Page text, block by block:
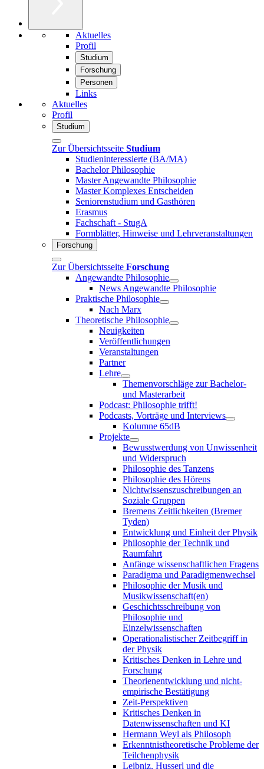
Aktuelles
Profil
Studium
Forschung
Personen
Links
Aktuelles
Profil
Studium
Zur Übersichtsseite Studium
Studieninteressierte (BA/MA)
Bachelor Philosophie
Master Angewandte Philosophie
Master Komplexes Entscheiden
Seniorenstudium und Gasthören
Erasmus
Fachschaft - StugA
Formblätter, Hinweise und Lehrveranstaltungen
Forschung
Zur Übersichtsseite Forschung
Angewandte Philosophie
News Angewandte Philosophie
Praktische Philosophie
Nach Marx
Theoretische Philosophie
Neuigkeiten
Veröffentlichungen
Veranstaltungen
Partner
Lehre
Themenvorschläge zur Bachelor-
und Masterarbeit
Podcast: Philosophie trifft!
Podcasts, Vorträge und Interviews
Kolumne 65dB
Projekte
Bewusstwerdung von Unwissenheit
und Widerspruch
Philosophie des Tanzens
Philosophie des Hörens
Nichtwissenszuschreibungen an
Soziale Gruppen
Bremens Zeitlichkeiten (Bremer
Tyden)
Entwicklung und Einheit der Physik
Philosophie der Technik und
Raumfahrt
Anfänge wissenschaftlichen Fragens
Paradigma und Paradigmenwechsel
Philosophie der Musik und
Musikwissenschaft(en)
Geschichtsschreibung von
Philosophie und
Einzelwissenschaften
Operationalistischer Zeitbegriff in
der Physik
Kritisches Denken in Lehre und
Forschung
Theorienentwicklung und nicht-
empirische Bestätigung
Zeit-Perspektiven
Kritisches Denken in
Datenwissenschaften und KI
Hermann Weyl als Philosoph
Erkenntnistheoretische Probleme der
Teilchenphysik
Leibniz, Husserl und die